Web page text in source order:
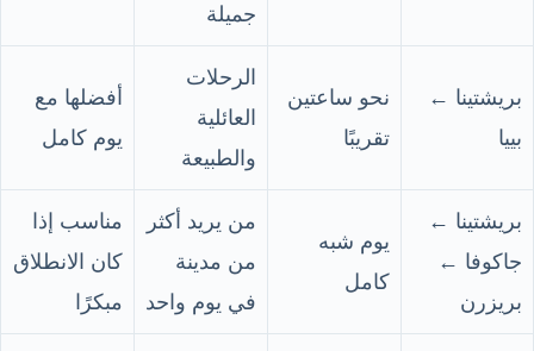
جميلة
بريشتينا ←
بييا
نحو ساعتين
تقريبًا
الرحلات
العائلية
والطبيعة
أفضلها مع
يوم كامل
بريشتينا ←
جاكوفا ←
بريزرن
يوم شبه
كامل
من يريد أكثر
من مدينة
في يوم واحد
مناسب إذا
كان الانطلاق
مبكرًا